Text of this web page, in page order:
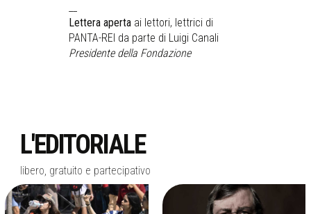
Lettera aperta ai lettori, lettrici di
PANTA-REI da parte di Luigi Canali
Presidente della Fondazione
L'EDITORIALE
libero, gratuito e partecipativo